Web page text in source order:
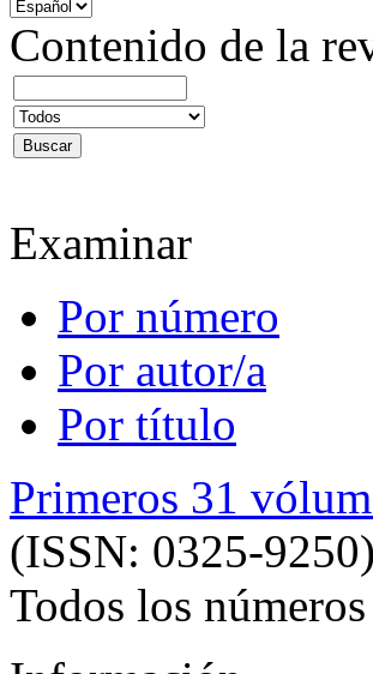
Contenido de la
Examinar
Por número
Por autor/a
Por título
Primeros 31
(ISSN: 0325-9250)
Todos los